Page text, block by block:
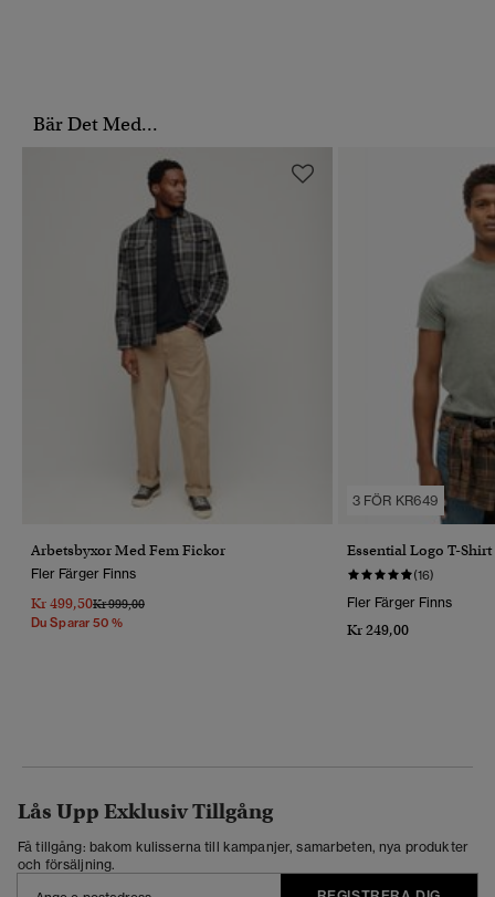
Bär Det Med...
Arbetsbyxor Med Fem Fickor
Fler Färger Finns
Kr 499,50Pris Reducerat Från
Kr 999,00Till
Du Sparar 50 %
3 FÖR KR649
Essential Logo T-Shirt
(16)
Fler Färger Finns
Kr 249,00
Lås Upp Exklusiv Tillgång
Få tillgång: bakom kulisserna till kampanjer, samarbeten, nya produkter
och försäljning.